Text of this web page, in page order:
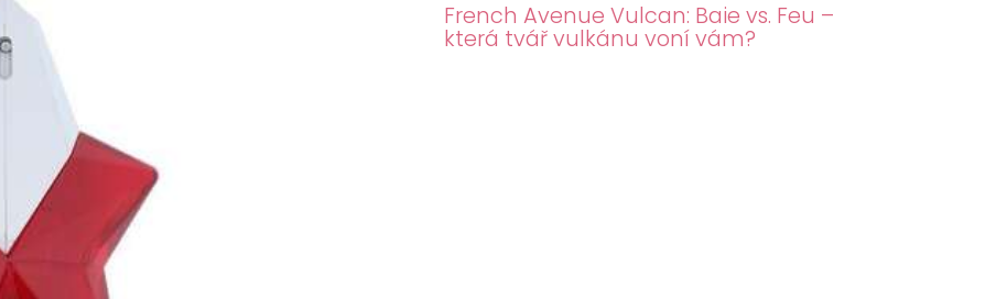
French Avenue Vulcan: Baie vs. Feu –
která tvář vulkánu voní vám?